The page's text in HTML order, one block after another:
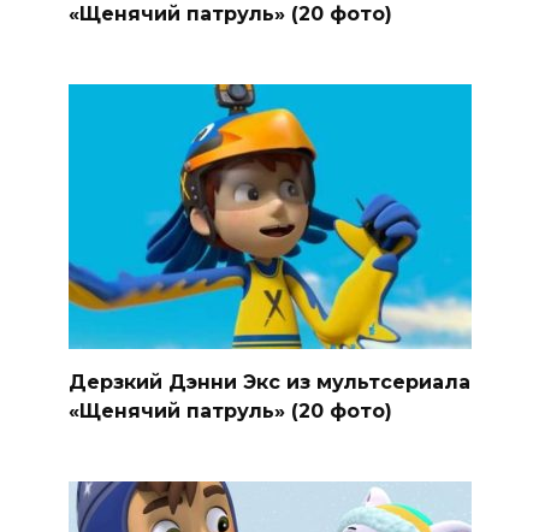
«Щенячий патруль» (20 фото)
Дерзкий Дэнни Экс из мультсериала
«Щенячий патруль» (20 фото)